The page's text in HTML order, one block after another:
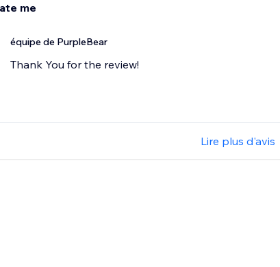
me
équipe de PurpleBear
Thank You for the review!
Lire plus d'avis